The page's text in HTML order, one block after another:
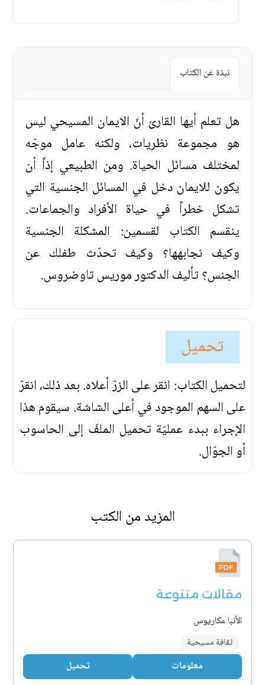
نبذة عن الكتاب
هل تعلم أيها القارئ أنّ الايمان المسيحي ليس
هو مجموعة نظريات، ولكنه عامل موجّه
لمختلف مسائل الحياة. ومن الطبيعي إذاً أن
يكون للايمان دخل في المسائل الجنسية التي
تشكل خطراً في حياة الأفراد والجماعات.
ينقسم الكتاب لقسمين: المشكلة الجنسية
وكيف نجابهها؟ وكيف تحدّث طفلك عن
الجنس؟ تأليف الدكتور موريس تاوضروس.
تحميل
لتحميل الكتاب: انقر على الزرّ أعلاه. بعد ذلك، انقرّ
على السهم الموجود في أعلى الشاشة. سيقوم هذا
الإجراء ببدء عمليّة تحميل الملفّ إلى الحاسوب
أو الجوّال.
المزيد من الكتب
مقالات متنوعة
الأنبا مكاريوس
ثقافة مسيحية
معلومات تحميل